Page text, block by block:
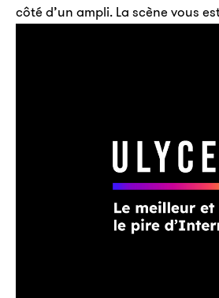
côté d’un ampli. La scène vous